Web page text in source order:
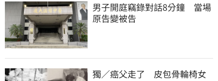
男子開庭竊錄對話8分鐘　當場
原告變被告
獨／癌父走了　皮包骨輪椅女